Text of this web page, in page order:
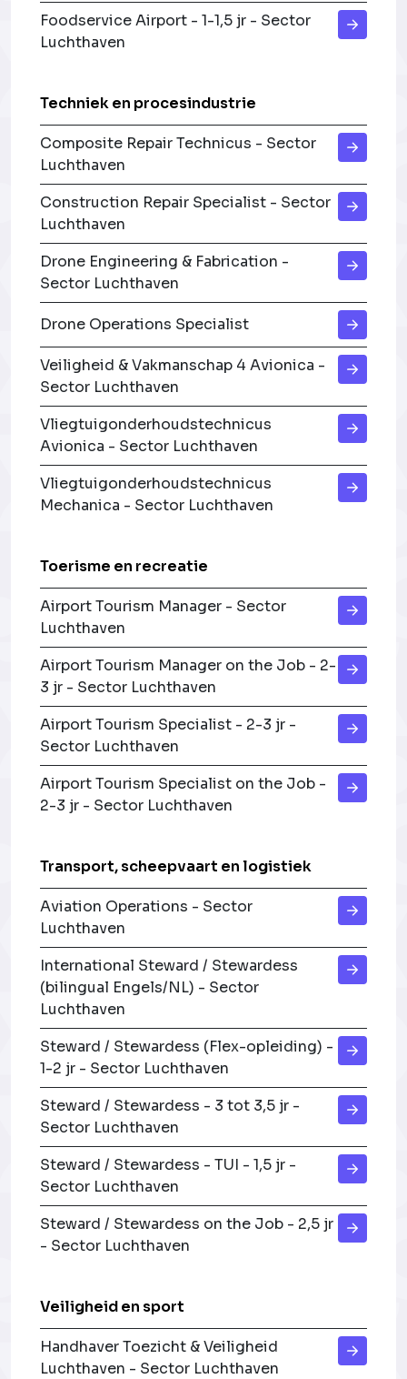
Foodservice Airport - 1-1,5 jr - Sector
Luchthaven
Techniek en procesindustrie
Composite Repair Technicus - Sector
Luchthaven
Construction Repair Specialist - Sector
Luchthaven
Drone Engineering & Fabrication -
Sector Luchthaven
Drone Operations Specialist
Veiligheid & Vakmanschap 4 Avionica -
Sector Luchthaven
Vliegtuigonderhoudstechnicus
Avionica - Sector Luchthaven
Vliegtuigonderhoudstechnicus
Mechanica - Sector Luchthaven
Toerisme en recreatie
Airport Tourism Manager - Sector
Luchthaven
Airport Tourism Manager on the Job - 2-
3 jr - Sector Luchthaven
Airport Tourism Specialist - 2-3 jr -
Sector Luchthaven
Airport Tourism Specialist on the Job -
2-3 jr - Sector Luchthaven
Transport, scheepvaart en logistiek
Aviation Operations - Sector
Luchthaven
International Steward / Stewardess
(bilingual Engels/NL) - Sector
Luchthaven
Steward / Stewardess (Flex-opleiding) -
1-2 jr - Sector Luchthaven
Steward / Stewardess - 3 tot 3,5 jr -
Sector Luchthaven
Steward / Stewardess - TUI - 1,5 jr -
Sector Luchthaven
Steward / Stewardess on the Job - 2,5 jr
- Sector Luchthaven
Veiligheid en sport
Handhaver Toezicht & Veiligheid
Luchthaven - Sector Luchthaven